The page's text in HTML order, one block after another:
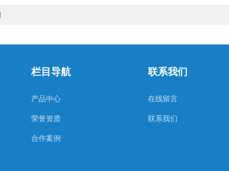
栏目导航
产品中心
荣誉资质
合作案例
联系我们
在线留言
联系我们